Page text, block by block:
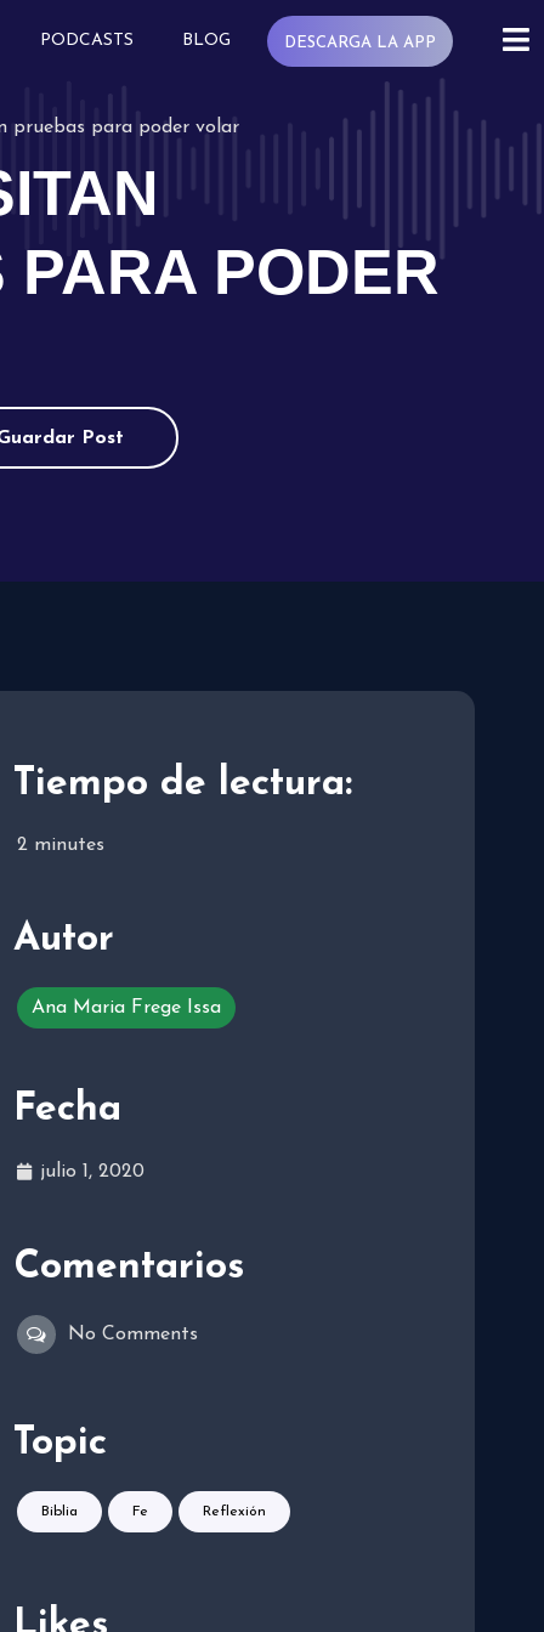
PODCASTS BLOG DESCARGA LA APP
pruebas para poder volar
PODER
Post
Tiempo de lectura:
2 minutes
Autor
Ana Maria Frege Issa
Fecha
julio 1, 2020
Comentarios
No Comments
Topic
Biblia Fe Reflexión